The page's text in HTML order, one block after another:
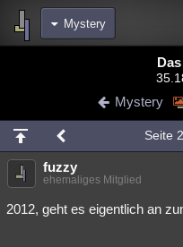
Mystery
Diskussionen
Chat Wiki Neuigkeiten
meine Rubriken
Menschen
Spiritualität
Mystery
Seite
fuzzy
ehemaliges Mitglied
2012, geht es eigentlich an